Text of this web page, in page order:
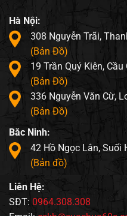
Hà Nội:
308 Nguyễn Trãi,
(Bản Đồ)
19 Trần Quý Kiên, Cầu
(Bản Đồ)
336 Nguyễn Văn Cừ,
(Bản Đồ)
Bắc Ninh:
42 Hồ Ngọc Lân, Suối
(Bản đồ)
Liên Hệ:
SĐT: 0964.308.308